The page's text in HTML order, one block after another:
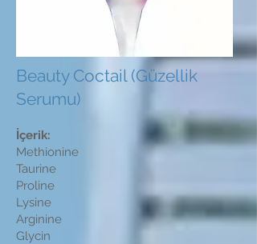
Beauty Coctail (Güzellik
Serumu)
İçerik:
Methionine
Taurine
Proline
Lysine
Arginine
Glycin